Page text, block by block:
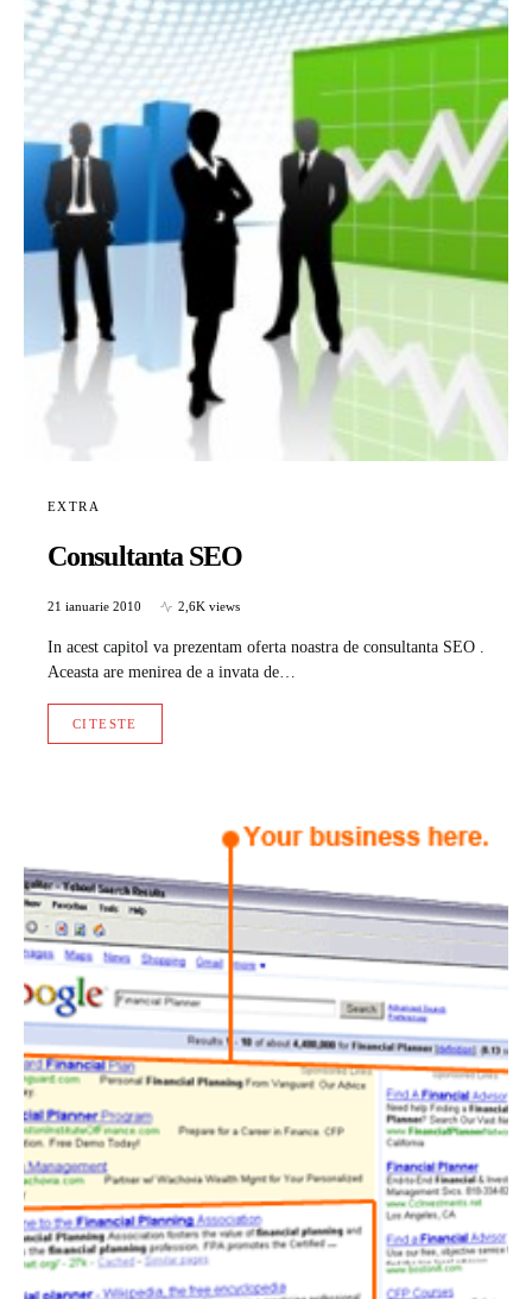
EXTRA
Consultanta SEO
21 ianuarie 2010 2,6K views
In acest capitol va prezentam oferta noastra de consultanta SEO .
Aceasta are menirea de a invata de…
CITESTE